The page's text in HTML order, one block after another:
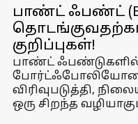
பாண்ட் ஃபண்ட்
குறிப்புகள்!
பாண்ட்
விரிவுபடுத்தி,
ஒரு சிறந்த